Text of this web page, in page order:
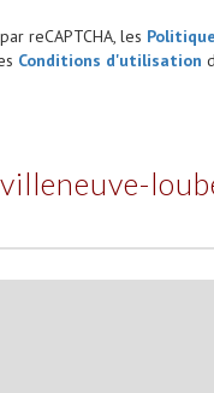
reCAPTCHA, les
Conditions d'utilisation